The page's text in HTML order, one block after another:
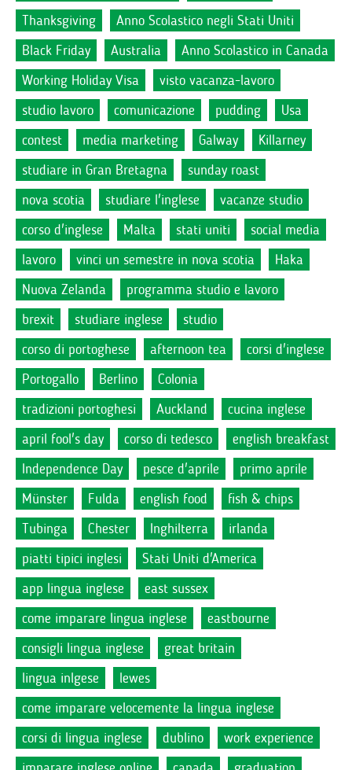
Thanksgiving
Anno Scolastico negli Stati Uniti
Black Friday
Australia
Anno Scolastico in Canada
Working Holiday Visa
visto vacanza-lavoro
studio lavoro
comunicazione pudding
Usa
contest
media marketing Galway
Killarney
studiare in Gran Bretagna
sunday roast
nova scotia
studiare l'inglese
vacanze studio
corso d'inglese
Malta stati uniti
social media
lavoro
vinci un semestre in nova scotia
Haka
Nuova Zelanda
programma studio e lavoro
brexit
studiare inglese
studio
corso di portoghese
afternoon tea
corsi d'inglese
Portogallo
Berlino
Colonia
tradizioni portoghesi
Auckland
cucina inglese
april fool's day
corso di tedesco
english breakfast
Independence Day
pesce d'aprile
primo aprile
Münster
Fulda english food
fish & chips
Tubinga
Chester Inghilterra
irlanda
piatti tipici inglesi
Stati Uniti d'America
app lingua inglese
east sussex
come imparare lingua inglese
eastbourne
consigli lingua inglese
great britain
lingua inlgese
lewes
come imparare velocemente la lingua inglese
corsi di lingua inglese
dublino
work experience